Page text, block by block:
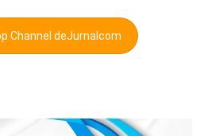
Channel deJurnalcom